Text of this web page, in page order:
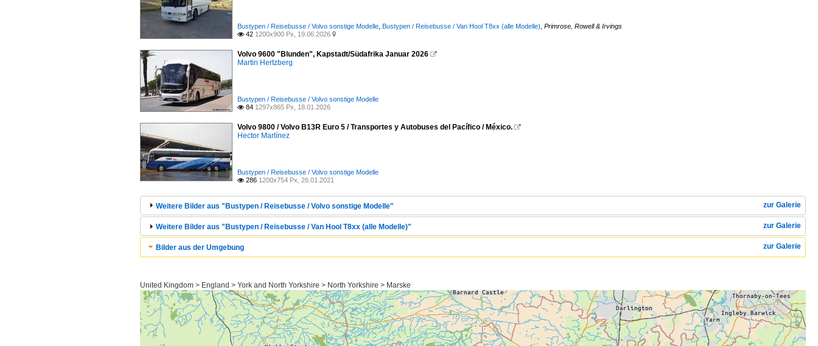
Bustypen / Reisebusse / Volvo sonstige Modelle Bustypen / Reisebusse / Van Hool T8xx (alle Modelle) Primrose, Rowell & Irvings
 42 1200x900 Px, 19.06.2026 
Volvo 9600 "Blunden", Kapstadt/Südafrika Januar 2026 
Martin Hertzberg
Bustypen / Reisebusse / Volvo sonstige Modelle
 84 1297x865 Px, 18.01.2026
Volvo 9800 / Volvo B13R Euro 5 / Transportes y Autobuses del Pacífico / México. 
Hector Martínez
Bustypen / Reisebusse / Volvo sonstige Modelle
 286 1200x754 Px, 26.01.2021
zur Galerie
Weitere Bilder aus "Bustypen / Reisebusse / Volvo sonstige Modelle"
zur Galerie
Weitere Bilder aus "Bustypen / Reisebusse / Van Hool T8xx (alle Modelle)"
zur Galerie
Bilder aus der Umgebung
United Kingdom > England > York and North Yorkshire > North Yorkshire > Marske